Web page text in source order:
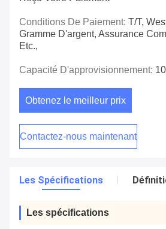
Conditions De Paiement: T/T,
Gramme D'argent, Assurance
Etc.,
Capacité D'approvisionnement:
Obtenez le meilleur prix
Contactez-nous maintenant
Les Spécifications
Les spécifications